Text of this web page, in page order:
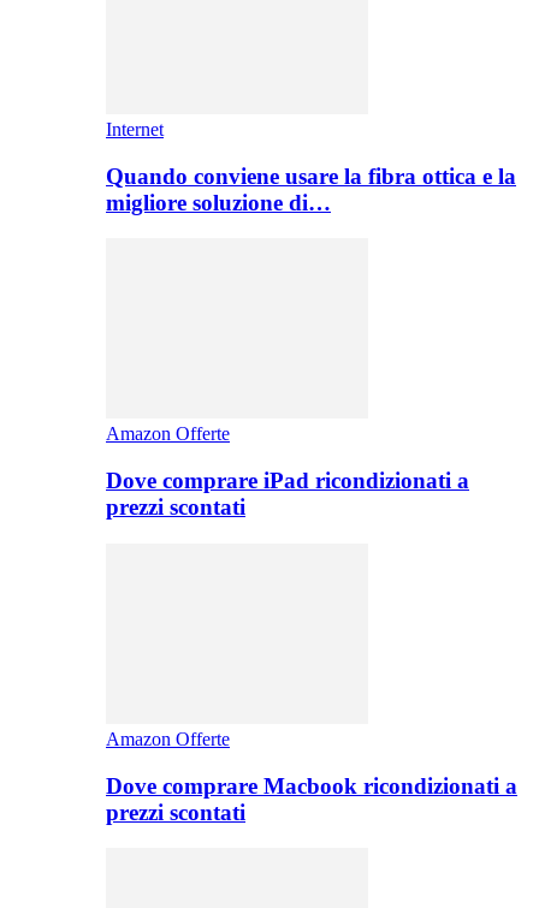
Internet
Quando conviene usare la fibra ottica e la
migliore soluzione di…
Amazon Offerte
Dove comprare iPad ricondizionati a
prezzi scontati
Amazon Offerte
Dove comprare Macbook ricondizionati a
prezzi scontati